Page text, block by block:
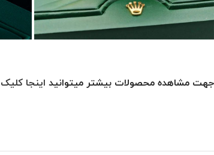
جهت مشاهده محصولات بیشتر میتوانید اینجا کلیک